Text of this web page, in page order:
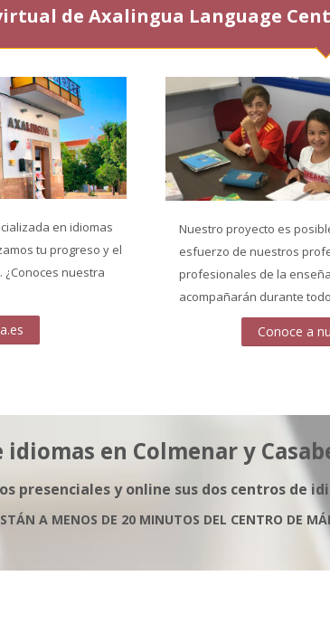
de Axalingua Language
en idiomas
tu progreso y el
¿Conoces nuestra
Nuestro proyecto es
esfuerzo de nuestros
profesionales de la
acompañarán durante
Conoce a
idiomas en Colmenar y
presenciales y online sus dos centros de
A MENOS DE 20 MINUTOS DEL CENTRO DE